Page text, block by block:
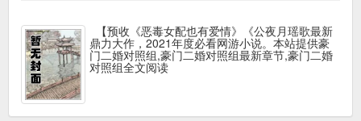
【预收《恶毒女配也有爱情》《公夜月瑶歌最新
鼎力大作，2021年度必看网游小说。本站提供豪
门二婚对照组,豪门二婚对照组最新章节,豪门二婚
对照组全文阅读